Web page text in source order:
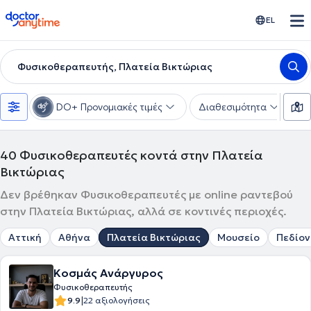
doctoranytime EL
Φυσικοθεραπευτής, Πλατεία Βικτώριας
DO+ Προνομιακές τιμές Διαθεσιμότητα
40 Φυσικοθεραπευτές κοντά στην Πλατεία
Βικτώριας
Δεν βρέθηκαν Φυσικοθεραπευτές με online ραντεβού
στην Πλατεία Βικτώριας, αλλά σε κοντινές περιοχές.
Αττική Αθήνα Πλατεία Βικτώριας Μουσείο
Κοσμάς Ανάργυρος
Φυσικοθεραπευτής
9.9|22 αξιολογήσεις